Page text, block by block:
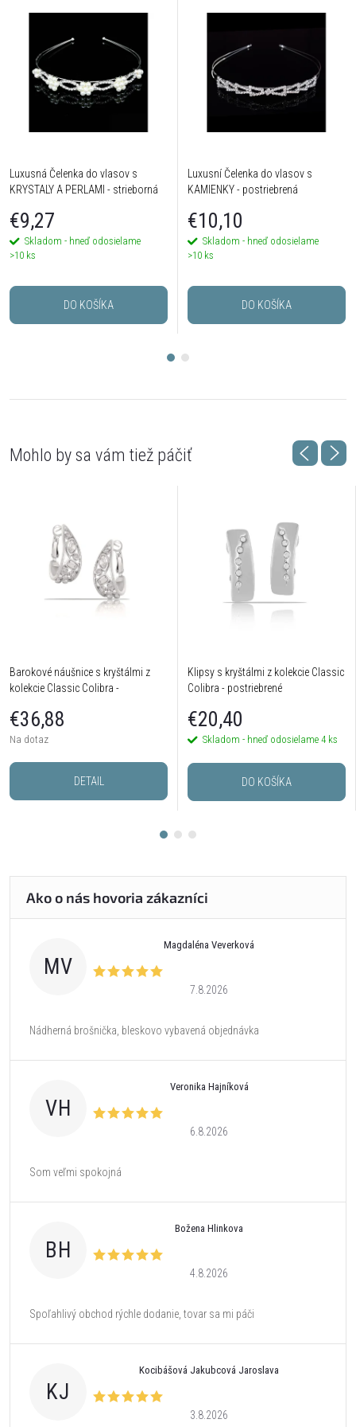
Luxusná Čelenka do vlasov s
KRYSTALY A PERLAMI - strieborná
€9,27
Skladom - hneď odosielame
>10 ks
DO KOŠÍKA
Luxusní Čelenka do vlasov s
KAMIENKY - postriebrená
€10,10
Skladom - hneď odosielame
>10 ks
DO KOŠÍKA
Barokové náušnice s kryštálmi z
kolekcie Classic Colibra -
€36,88
Na dotaz
DETAIL
Klipsy s kryštálmi z kolekcie Classic
Colibra - postriebrené
€20,40
Skladom - hneď odosielame 4 ks
DO KOŠÍKA
MV
Magdaléna Veverková
7.8.2026
Nádherná brošnička, bleskovo vybavená objednávka
VH
Veronika Hajníková
6.8.2026
Som veľmi spokojná
BH
Božena Hlinkova
4.8.2026
Spoľahlivý obchod rýchle dodanie, tovar sa mi páči
KJ
Kocibášová Jakubcová Jaroslava
3.8.2026